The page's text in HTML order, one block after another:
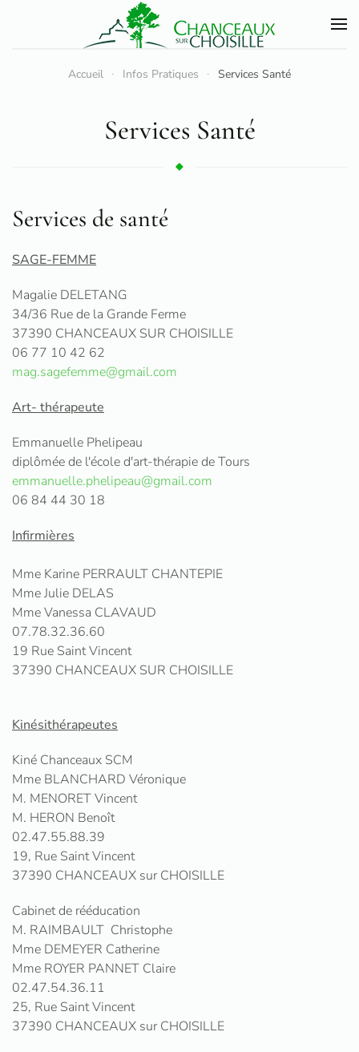
Accéder au contenu principal
Accueil Infos Pratiques Services Santé
Services Santé
Services de santé
SAGE-FEMME
Magalie DELETANG
34/36 Rue de la Grande Ferme
37390 CHANCEAUX SUR CHOISILLE
06 77 10 42 62
mag.sagefemme@gmail.com
Art- thérapeute
Emmanuelle Phelipeau
diplômée de l'école d'art-thérapie de Tours
emmanuelle.phelipeau@gmail.com
06 84 44 30 18
Infirmières
Mme Karine PERRAULT CHANTEPIE
Mme Julie DELAS
Mme Vanessa CLAVAUD
07.78.32.36.60
19 Rue Saint Vincent
37390 CHANCEAUX SUR CHOISILLE
Kinésithérapeutes
Kiné Chanceaux SCM
Mme BLANCHARD Véronique
M. MENORET Vincent
M. HERON Benoît
02.47.55.88.39
19, Rue Saint Vincent
37390 CHANCEAUX sur CHOISILLE
Cabinet de rééducation
M. RAIMBAULT Christophe
Mme DEMEYER Catherine
Mme ROYER PANNET Claire
02.47.54.36.11
25, Rue Saint Vincent
37390 CHANCEAUX sur CHOISILLE